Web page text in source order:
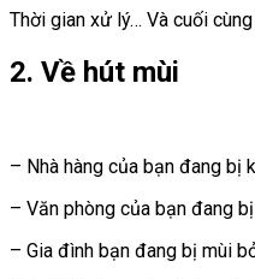
Thời gian xử lý… Và cuối
2. Về hút mùi
– Nhà hàng của bạn đang bị
– Văn phòng của bạn đang
– Gia đình bạn đang bị mùi